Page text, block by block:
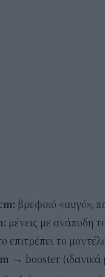
βρεφικό «αυγό»,
μένεις με ανάποδη
επιτρέπει το
→ booster (ιδανικά